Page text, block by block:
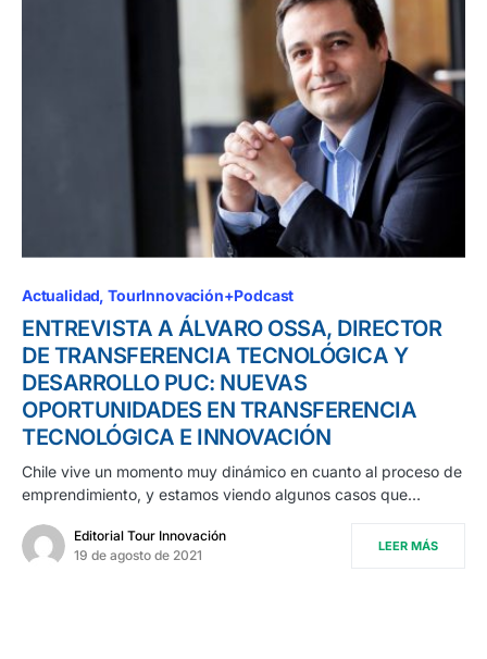
Actualidad TourInnovación+Podcast
ENTREVISTA A ÁLVARO OSSA, DIRECTOR
DE TRANSFERENCIA TECNOLÓGICA Y
DESARROLLO PUC: NUEVAS
OPORTUNIDADES EN TRANSFERENCIA
TECNOLÓGICA E INNOVACIÓN
Chile vive un momento muy dinámico en cuanto al proceso de
emprendimiento, y estamos viendo algunos casos que…
Editorial Tour Innovación
19 de agosto de 2021
LEER MÁS